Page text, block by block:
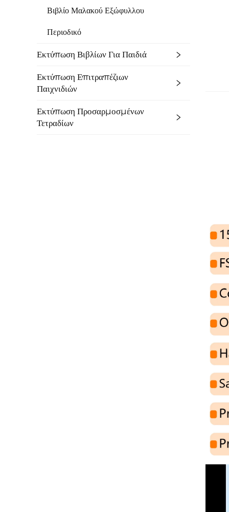
Βιβλίο Μαλακού Εξώφυλλου
Περιοδικό
Εκτύπωση Βιβλίων Για Παιδιά
Εκτύπωση Επιτραπέζιων
Παιχνιδιών
Εκτύπωση Προσαρμοσμένων
Τετραδίων